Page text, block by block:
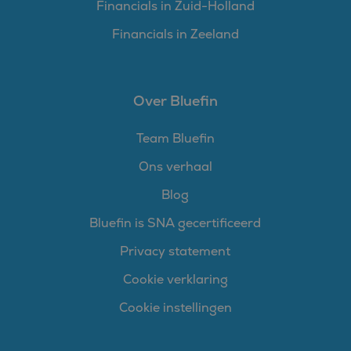
Financials in Zuid-Holland
Financials in Zeeland
Over Bluefin
Team Bluefin
Ons verhaal
Blog
Bluefin is SNA gecertificeerd
Privacy statement
Cookie verklaring
Cookie instellingen